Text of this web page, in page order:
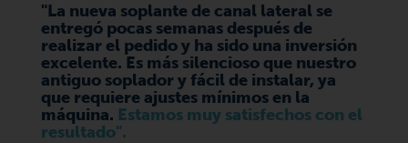
"La nueva soplante de canal lateral se
entregó pocas semanas después de
realizar el pedido y ha sido una inversión
excelente. Es más silencioso que nuestro
antiguo soplador y fácil de instalar, ya
que requiere ajustes mínimos en la
máquina. Estamos muy satisfechos con el
resultado".